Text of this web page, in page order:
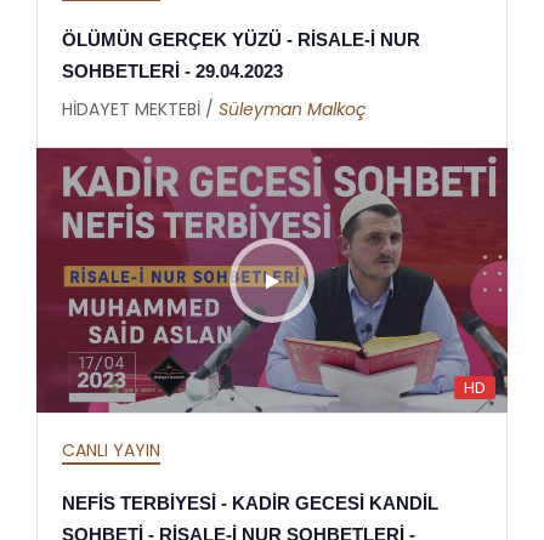
ÖLÜMÜN GERÇEK YÜZÜ - RİSALE-İ NUR
SOHBETLERİ - 29.04.2023
HİDAYET MEKTEBİ / Süleyman Malkoç
HD
CANLI YAYIN
NEFİS TERBİYESİ - KADİR GECESİ KANDİL
SOHBETİ - RİSALE-İ NUR SOHBETLERİ -